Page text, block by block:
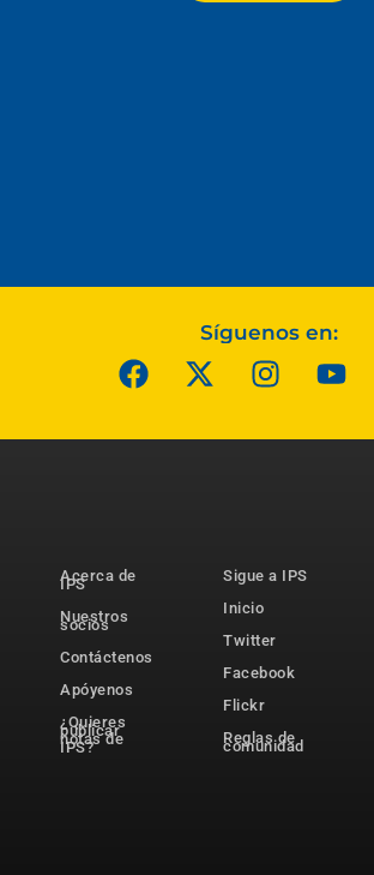
Síguenos en:
Acerca de
IPS
Nuestros
socios
Contáctenos
Apóyenos
¿Quieres
publicar
notas de
IPS?
Sigue a IPS
Inicio
Twitter
Facebook
Flickr
Reglas de
comunidad